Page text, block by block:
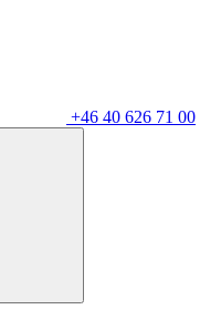
+46 40 626 71 00